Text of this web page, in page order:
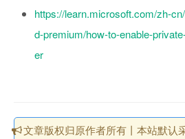
https://learn.microsoft.com/zh-
d-premium/how-to-enable-
er
文章版权归原作者所有丨本站默认